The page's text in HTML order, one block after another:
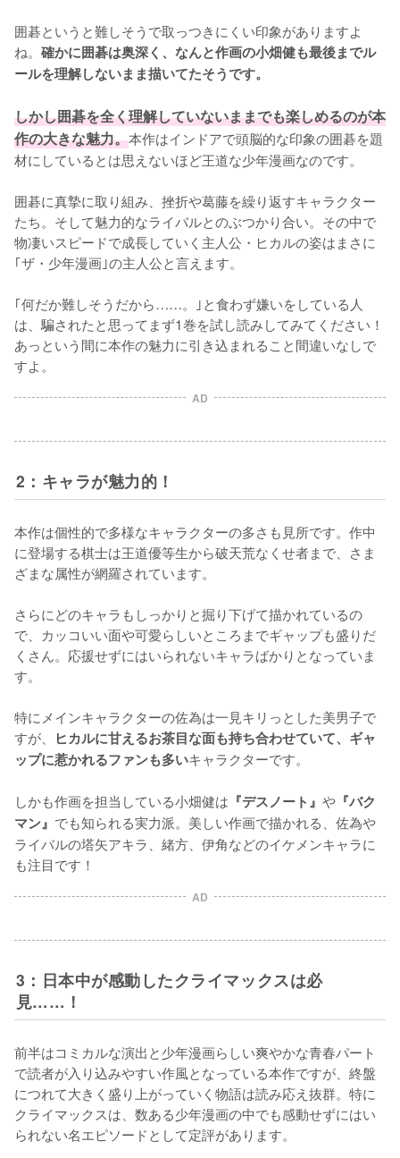
囲碁というと難しそうで取っつきにくい印象がありますよ
ね。 確かに囲碁は奥深く、なんと作画の小畑健も最後までル
ールを理解しないまま描いてたそうです。
しかし囲碁を全く理解していないままでも楽しめるのが本
作の大きな魅力。本作はインドアで頭脳的な印象の囲碁を題
材にしているとは思えないほど王道な少年漫画なのです。
囲碁に真摯に取り組み、挫折や葛藤を繰り返すキャラクター
たち。そして魅力的なライバルとのぶつかり合い。その中で
物凄いスピードで成長していく主人公・ヒカルの姿はまさに
｢ザ・少年漫画｣の主人公と言えます。
｢何だか難しそうだから……。｣と食わず嫌いをしている人
は、騙されたと思ってまず1巻を試し読みしてみてください！
あっという間に本作の魅力に引き込まれること間違いなしで
すよ。
AD
2：キャラが魅力的！
本作は個性的で多様なキャラクターの多さも見所です。作中
に登場する棋士は王道優等生から破天荒なくせ者まで、さま
ざまな属性が網羅されています。
さらにどのキャラもしっかりと掘り下げて描かれているの
で、カッコいい面や可愛らしいところまでギャップも盛りだ
くさん。応援せずにはいられないキャラばかりとなっていま
す。
特にメインキャラクターの佐為は一見キリっとした美男子で
すが、
ヒカルに甘えるお茶目な面も持ち合わせていて、ギャ
ップに惹かれるファンも多いキャラクターです。
しかも作画を担当している小畑健は 『デスノート』 や 『バク
マン』 でも知られる実力派。美しい作画で描かれる、佐為や
ライバルの塔矢アキラ、緒方、伊角などのイケメンキャラに
も注目です！
AD
3：日本中が感動したクライマックスは必
見……！
前半はコミカルな演出と少年漫画らしい爽やかな青春パート
で読者が入り込みやすい作風となっている本作ですが、終盤
につれて大きく盛り上がっていく物語は読み応え抜群。特に
クライマックスは、数ある少年漫画の中でも感動せずにはい
られない名エピソードとして定評があります。